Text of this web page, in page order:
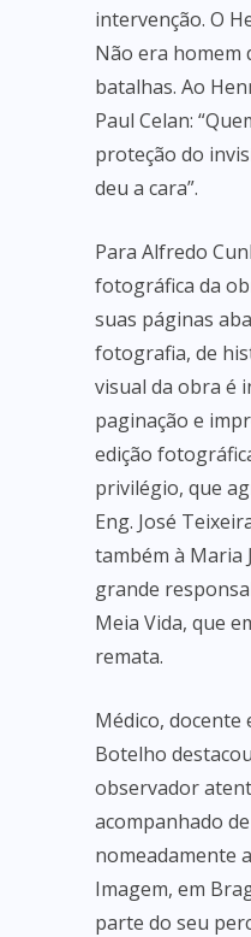
intervenção. O
Não era homem
batalhas. Ao
Paul Celan:
proteção do
deu a cara”.
Para Alfredo
fotográfica da
suas páginas
fotografia, de
visual da obra é
paginação e
edição
privilégio, que
Eng. José
também à Maria
grande
Meia Vida, que
remata.
Médico, docente
Botelho
observador
acompanhado
nomeadamente
Imagem, em
parte do seu